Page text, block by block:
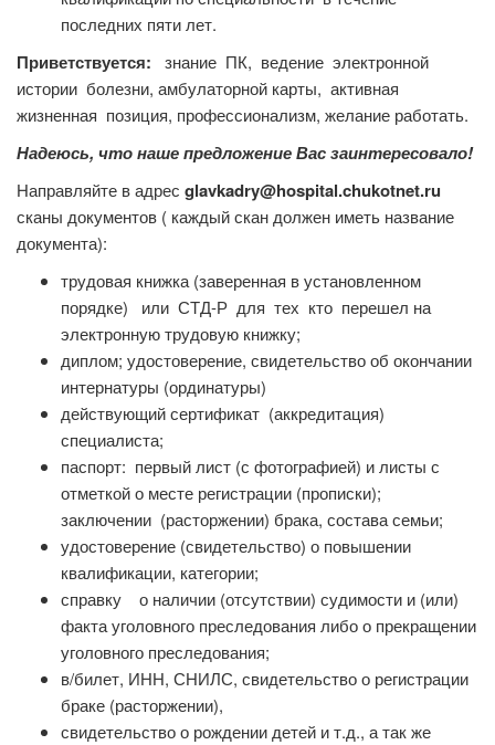
последних пяти лет.
Приветствуется: знание ПК, ведение электронной
истории болезни, амбулаторной карты, активная
жизненная позиция, профессионализм, желание работать.
Надеюсь, что наше предложение Вас заинтересовало!
Направляйте в адрес glavkadry@hospital.chukotnet.ru
сканы документов ( каждый скан должен иметь название
документа):
трудовая книжка (заверенная в установленном
порядке) или СТД-Р для тех кто перешел на
электронную трудовую книжку;
диплом; удостоверение, свидетельство об окончании
интернатуры (ординатуры)
действующий сертификат (аккредитация)
специалиста;
паспорт: первый лист (с фотографией) и листы с
отметкой о месте регистрации (прописки);
заключении (расторжении) брака, состава семьи;
удостоверение (свидетельство) о повышении
квалификации, категории;
справку о наличии (отсутствии) судимости и (или)
факта уголовного преследования либо о прекращении
уголовного преследования;
в/билет, ИНН, СНИЛС, свидетельство о регистрации
браке (расторжении),
свидетельство о рождении детей и т.д., а так же